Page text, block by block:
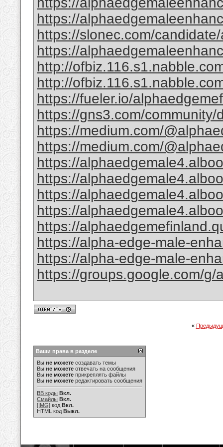
https://
https://slonec.com/
https://
http://
http://
https://fueler.io/
https://gns3.com/
https://medium.com/
https://medium.com/
https://
https://
https://
https://
https://
https://alpha-edge-male-
https://alpha-edge-male-
https://groups.google.com/g/
«
Ваши права в разделе
Вы не можете создавать темы
Вы не можете отвечать на сообщения
Вы не можете прикреплять файлы
Вы не можете редактировать сообщения
BB коды Вкл.
Смайлы Вкл.
[IMG] код Вкл.
HTML код Выкл.